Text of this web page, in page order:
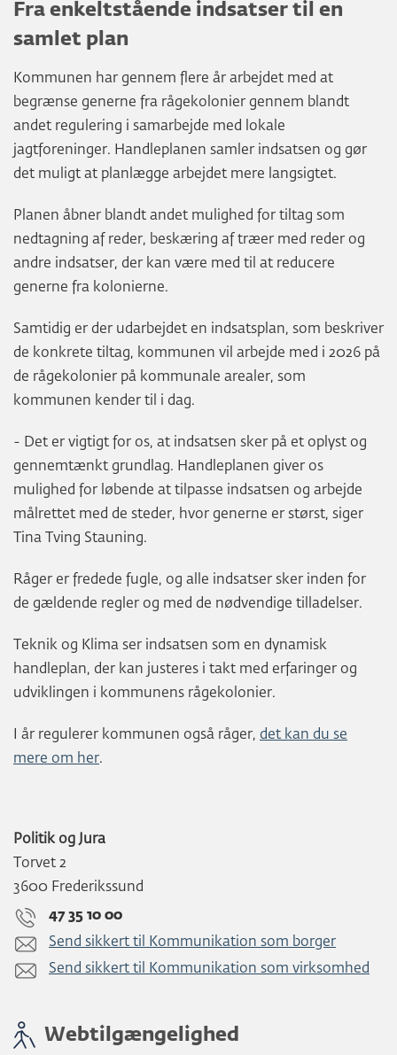
Fra enkeltstående indsatser til en
samlet plan
Kommunen har gennem flere år arbejdet med at
begrænse generne fra rågekolonier gennem blandt
andet regulering i samarbejde med lokale
jagtforeninger. Handleplanen samler indsatsen og gør
det muligt at planlægge arbejdet mere langsigtet.
Planen åbner blandt andet mulighed for tiltag som
nedtagning af reder, beskæring af træer med reder og
andre indsatser, der kan være med til at reducere
generne fra kolonierne.
Samtidig er der udarbejdet en indsatsplan, som beskriver
de konkrete tiltag, kommunen vil arbejde med i 2026 på
de rågekolonier på kommunale arealer, som
kommunen kender til i dag.
- Det er vigtigt for os, at indsatsen sker på et oplyst og
gennemtænkt grundlag. Handleplanen giver os
mulighed for løbende at tilpasse indsatsen og arbejde
målrettet med de steder, hvor generne er størst, siger
Tina Tving Stauning.
Råger er fredede fugle, og alle indsatser sker inden for
de gældende regler og med de nødvendige tilladelser.
Teknik og Klima ser indsatsen som en dynamisk
handleplan, der kan justeres i takt med erfaringer og
udviklingen i kommunens rågekolonier.
I år regulerer kommunen også råger, det kan du se
mere om her.
Politik og Jura
Torvet 2
3600 Frederikssund
47 35 10 00
Send sikkert til Kommunikation som borger
Send sikkert til Kommunikation som virksomhed
Webtilgængelighed